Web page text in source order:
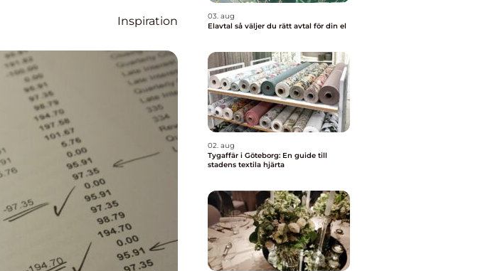
Inspiration
03. aug
Elavtal så väljer du rätt avtal för din el
02. aug
Tygaffär i Göteborg: En guide till
stadens textila hjärta